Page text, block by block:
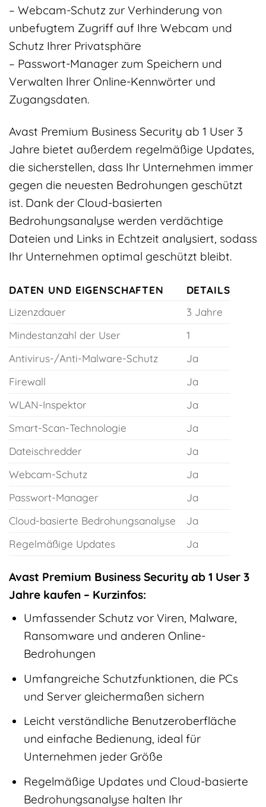
– Webcam-Schutz zur Verhinderung von
unbefugtem Zugriff auf Ihre Webcam und
Schutz Ihrer Privatsphäre
– Passwort-Manager zum Speichern und
Verwalten Ihrer Online-Kennwörter und
Zugangsdaten.
Avast Premium Business Security ab 1 User 3
Jahre bietet außerdem regelmäßige Updates,
die sicherstellen, dass Ihr Unternehmen immer
gegen die neuesten Bedrohungen geschützt
ist. Dank der Cloud-basierten
Bedrohungsanalyse werden verdächtige
Dateien und Links in Echtzeit analysiert, sodass
Ihr Unternehmen optimal geschützt bleibt.
DATEN UND EIGENSCHAFTEN
DETAILS
Lizenzdauer
3 Jahre
Mindestanzahl der User
1
Antivirus-/Anti-Malware-Schutz
Ja
Firewall
Ja
WLAN-Inspektor
Ja
Smart-Scan-Technologie
Ja
Dateischredder
Ja
Webcam-Schutz
Ja
Passwort-Manager
Ja
Cloud-basierte Bedrohungsanalyse
Ja
Regelmäßige Updates
Ja
Avast Premium Business Security ab 1 User 3
Jahre kaufen – Kurzinfos:
Umfassender Schutz vor Viren, Malware,
Ransomware und anderen Online-
Bedrohungen
Umfangreiche Schutzfunktionen, die PCs
und Server gleichermaßen sichern
Leicht verständliche Benutzeroberfläche
und einfache Bedienung, ideal für
Unternehmen jeder Größe
Regelmäßige Updates und Cloud-basierte
Bedrohungsanalyse halten Ihr